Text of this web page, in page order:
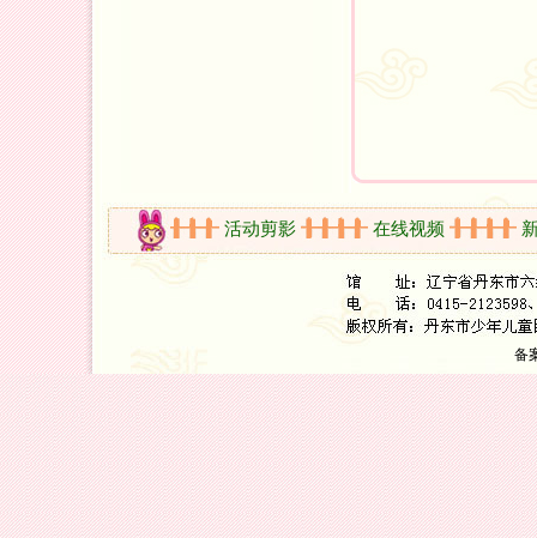
开放时间 活动剪影 在线视频 新书
备